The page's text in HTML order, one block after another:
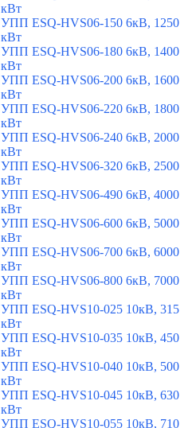
кВт
УПП ESQ-HVS06-150 6кВ, 1250
кВт
УПП ESQ-HVS06-180 6кВ, 1400
кВт
УПП ESQ-HVS06-200 6кВ, 1600
кВт
УПП ESQ-HVS06-220 6кВ, 1800
кВт
УПП ESQ-HVS06-240 6кВ, 2000
кВт
УПП ESQ-HVS06-320 6кВ, 2500
кВт
УПП ESQ-HVS06-490 6кВ, 4000
кВт
УПП ESQ-HVS06-600 6кВ, 5000
кВт
УПП ESQ-HVS06-700 6кВ, 6000
кВт
УПП ESQ-HVS06-800 6кВ, 7000
кВт
УПП ESQ-HVS10-025 10кВ, 315
кВт
УПП ESQ-HVS10-035 10кВ, 450
кВт
УПП ESQ-HVS10-040 10кВ, 500
кВт
УПП ESQ-HVS10-045 10кВ, 630
кВт
УПП ESQ-HVS10-055 10кВ, 710